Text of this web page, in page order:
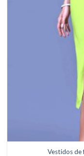
Vestidos de